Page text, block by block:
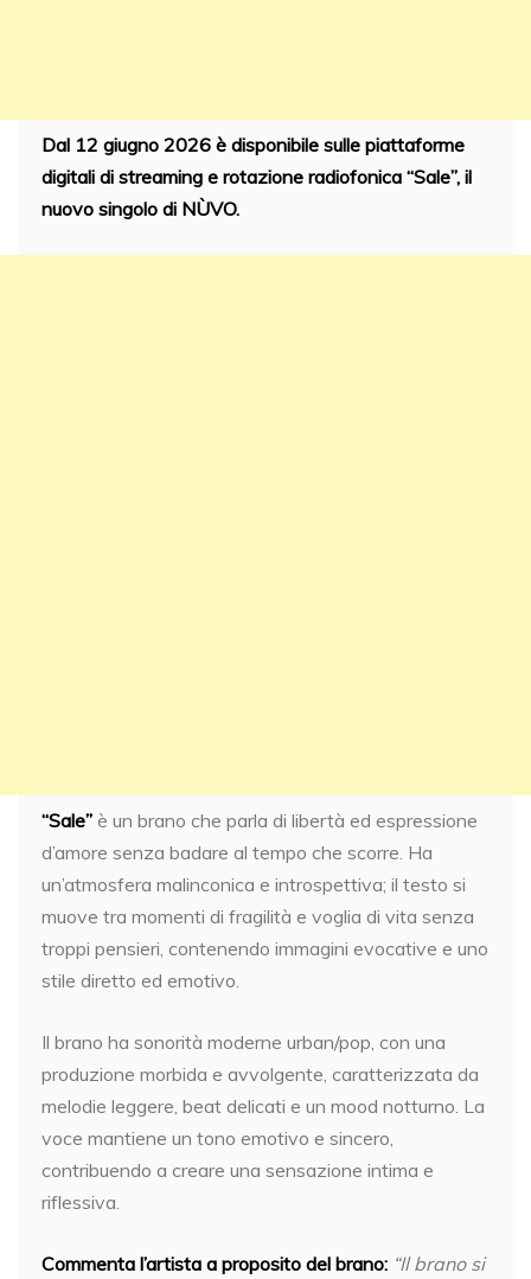
Dal 12 giugno 2026 è disponibile sulle piattaforme
digitali di streaming e rotazione radiofonica “Sale”, il
nuovo singolo di NÙVO.
“Sale” è un brano che parla di libertà ed espressione
d’amore senza badare al tempo che scorre. Ha
un’atmosfera malinconica e introspettiva; il testo si
muove tra momenti di fragilità e voglia di vita senza
troppi pensieri, contenendo immagini evocative e uno
stile diretto ed emotivo.
Il brano ha sonorità moderne urban/pop, con una
produzione morbida e avvolgente, caratterizzata da
melodie leggere, beat delicati e un mood notturno. La
voce mantiene un tono emotivo e sincero,
contribuendo a creare una sensazione intima e
riflessiva.
Commenta l’artista a proposito del brano: “Il brano si